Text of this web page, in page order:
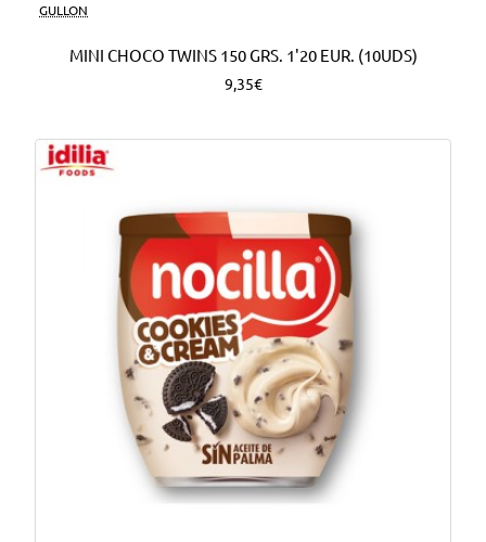
GULLON
MINI CHOCO TWINS 150 GRS. 1'20 EUR. (10UDS)
9,35€